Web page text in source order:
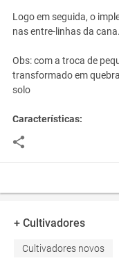
Logo em seguida, o
nas entre-linhas da cana.
Obs: com a troca de
transformado em
solo
Características:
6 bicos riscadores
são parafusados na
discos recortados de
banho à óleo.
2 niveladores traseiros.
nível.
+ Cultivadores
Cultivadores novos